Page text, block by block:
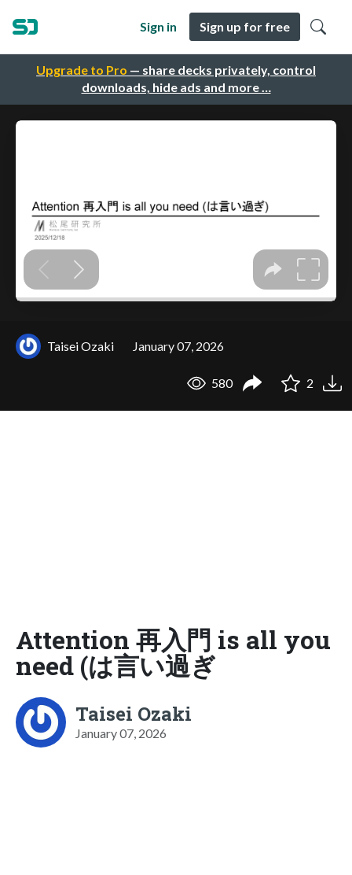
Upgrade to Pro — share decks privately, control
downloads, hide ads and more …
Sign in Sign up for free
Taisei Ozaki January 07, 2026
580 2
Attention 再入門 is all you
need (は言い過ぎ
Taisei Ozaki
January 07, 2026